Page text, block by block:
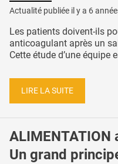
Actualité publiée il y a 6
Les patients doivent-ils
anticoagulant après un
Cette étude d’une équipe
LIRE LA SUITE
ALIMENTATION
Un grand